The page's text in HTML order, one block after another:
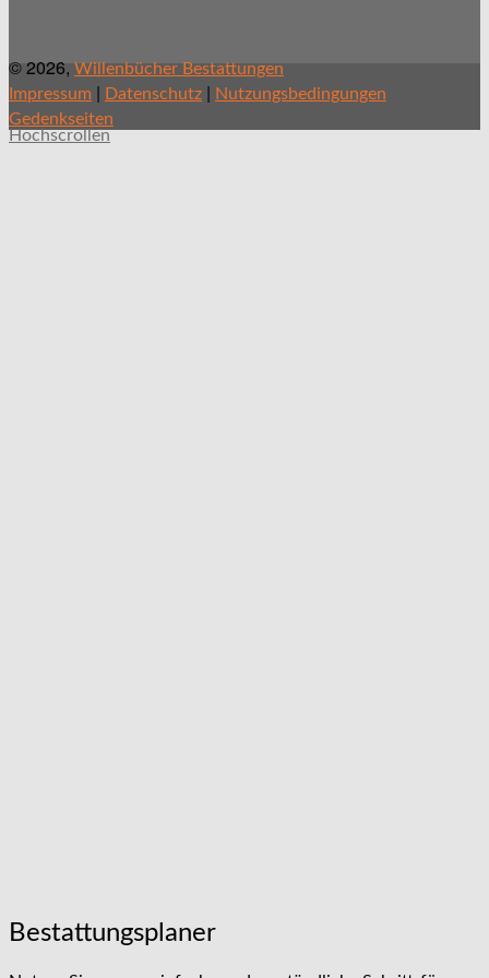
© 2026, Willenbücher Bestattungen
Impressum | Datenschutz | Nutzungsbedingungen
Gedenkseiten
Hochscrollen
Bestattungsplaner